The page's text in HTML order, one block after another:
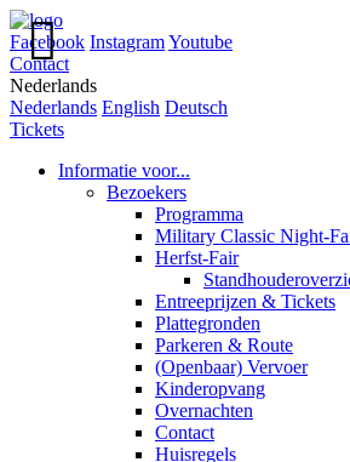
Facebook InstagramYoutube
Contact
Nederlands
Nederlands English Deutsch
Tickets
Informatie voor...
Bezoekers
Programma
Military Classic Night-
Herfst-Fair
Entreeprijzen & Tickets
Plattegronden
Parkeren & Route
(Openbaar) Vervoer
Kinderopvang
Overnachten
Contact
Huisregels
